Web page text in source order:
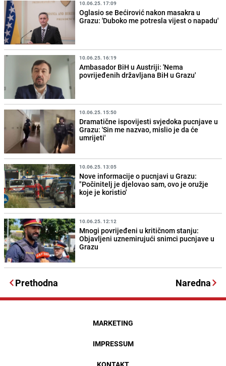
10.06.25. 17:09
Oglasio se Bećirović nakon masakra u
Grazu: 'Duboko me potresla vijest o napadu'
10.06.25. 16:19
Ambasador BiH u Austriji: 'Nema
povrijeđenih državljana BiH u Grazu'
10.06.25. 15:50
Dramatične ispovijesti svjedoka pucnjave u
Grazu: 'Sin me nazvao, mislio je da će
umrijeti'
10.06.25. 13:05
Nove informacije o pucnjavi u Grazu:
"Počinitelj je djelovao sam, ovo je oružje
koje je koristio'
10.06.25. 12:12
Mnogi povrijeđeni u kritičnom stanju:
Objavljeni uznemirujući snimci pucnjave u
Grazu
Prethodna Naredna
MARKETING
IMPRESSUM